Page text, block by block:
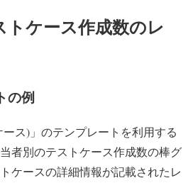
トケース作成数のレ
の例
ース)」のテンプレートを利用する
者別のテストケース作成数の棒グ
ケースの詳細情報が記載されたレ